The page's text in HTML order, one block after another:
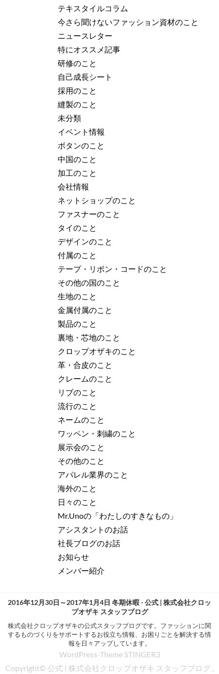
テキスタイルコラム
今さら聞けないファッション資材のこと
ニュースレター
特にオススメ記事
研修のこと
自己成長シート
採用のこと
縫製のこと
未分類
イベント情報
ボタンのこと
中国のこと
加工のこと
会社情報
ネットショップのこと
ファスナーのこと
タイのこと
デザインのこと
付属のこと
テープ・リボン・コードのこと
その他の国のこと
生地のこと
金属付属のこと
製品のこと
裏地・芯地のこと
クロップオザキのこと
革・合皮のこと
クレームのこと
リブのこと
流行のこと
ネームのこと
ワッペン・刺繍のこと
展示会のこと
その他のこと
アパレル業界のこと
海外のこと
日々のこと
Mr.Unoの「わたしのすきなもの」
アシスタントのお話
社長ブログのお話
お知らせ
メンバー紹介
2016年12月30日～2017年1月4日 冬期休暇 - 公式 | 株式会社クロッ
プオザキ スタッフブログ
株式会社クロップオザキの公式スタッフブログです。ファッションに関
するものづくりをサポートするお役立ち情報、お困りごとを解決する情
報を日々アップしています。
WordPress-Theme STINGER3
Copyright© 公式 | 株式会社クロップオザキ スタッフブログ ,